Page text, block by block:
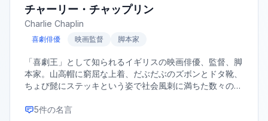
チャーリー・チャップリン
Charlie Chaplin
喜劇俳優 映画監督 脚本家
「喜劇王」として知られるイギリスの映画俳優、監督、脚
本家。山高帽に窮屈な上着、だぶだぶのズボンとドタ靴、
ちょび髭にステッキという姿で社会風刺に満ちた数々のサ
5件の名言